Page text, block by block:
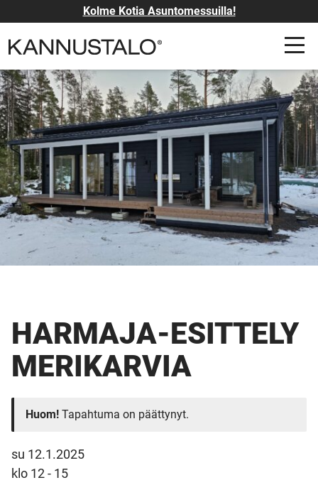
Kolme Kotia Asuntomessuilla!
HARMAJA-ESITTELY
MERIKARVIA
Huom! Tapahtuma on päättynyt.
su 12.1.2025
klo 12 - 15